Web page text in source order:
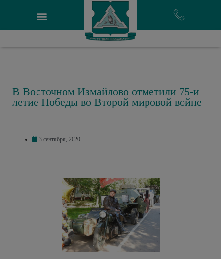
В Восточном Измайлово отметили 75-и
летие Победы во Второй мировой войне
3 сентября, 2020